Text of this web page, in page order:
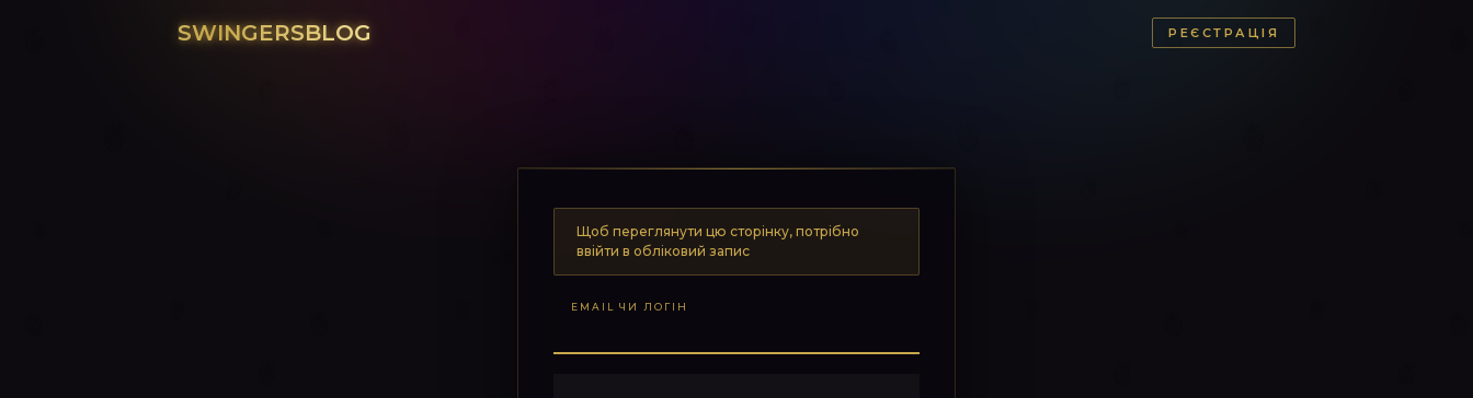
SWINGERSBLOG РЕЄСТРАЦІЯ
Щоб переглянути цю сторінку, потрібно
ввійти в обліковий запис
EMAIL ЧИ ЛОГІН